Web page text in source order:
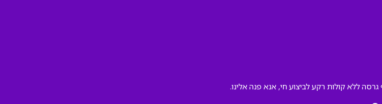
ללא קולות רקע לביצוע חי, אנא פנה אלינו.